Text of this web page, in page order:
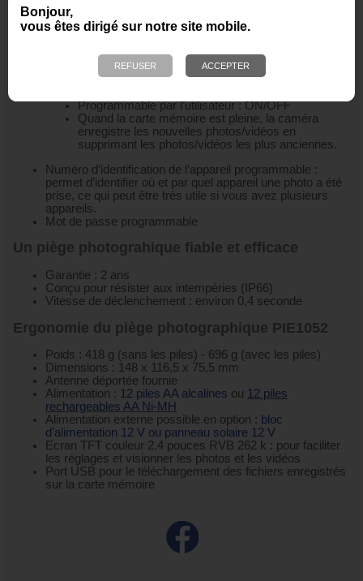
Bonjour,
vous êtes dirigé sur notre site mobile.
Marquage sur les photos : heure, date, température,
phase lunaire, numéro d’identification de l’appareil, niveau
Mémoire : carte SD ou micro SD avec adaptateur de 4
Go à 32 Go, classe 10 minimum
Enregistrement en boucle sur carte la mémoire
Programmable par l’utilisateur : ON/OFF
Quand la carte mémoire est pleine, la caméra
enregistre les nouvelles photos/vidéos en
supprimant les photos/vidéos les plus anciennes.
Numéro d’identification de l’appareil programmable :
permet d’identifier où et par quel appareil une photo a été
prise, ce qui peut être très utile si vous avez plusieurs
appareils.
Mot de passe programmable
Un piège photograhique fiable et efficace
Garantie : 2 ans
Conçu pour résister aux intempéries (IP66)
Vitesse de déclenchement : environ 0,4 seconde
Ergonomie du piège photographique PIE1052
Poids : 418 g (sans les piles) - 696 g (avec les piles)
Dimensions : 148 x 116,5 x 75,5 mm
Antenne déportée fournie
Alimentation : 12 piles AA alcalines ou 12 piles
rechargeables AA Ni-MH
Alimentation externe possible en option : bloc
d’alimentation 12 V ou panneau solaire 12 V
Ecran TFT couleur 2.4 pouces RVB 262 k : pour faciliter
les réglages et visionner les photos et les vidéos
Port USB pour le téléchargement des fichiers enregistrés
sur la carte mémoire